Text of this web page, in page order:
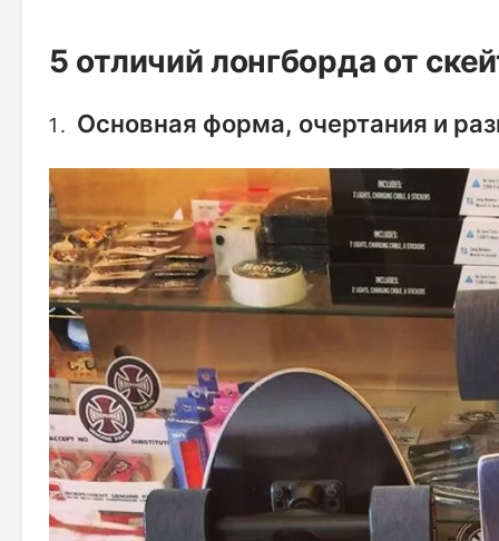
5 отличий лонгборда от
Основная форма, очертания и